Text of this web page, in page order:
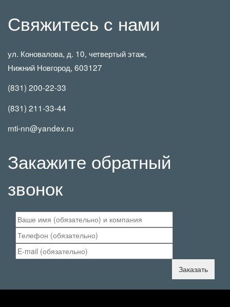
Свяжитесь с нами
ул. Коновалова, д. 10, четвертый этаж,
Нижний Новгород, 603127
(831) 200-22-33
(831) 211-33-44
mti-nn@yandex.ru
Закажите обратный
звонок